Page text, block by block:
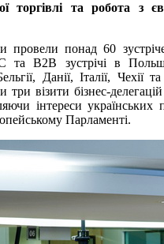
торгівлі та робота з
понад 60
та В2В зустрічі в
Данії, Італії, Чехії
три візити бізнес-
інтереси українських
Парламенті.